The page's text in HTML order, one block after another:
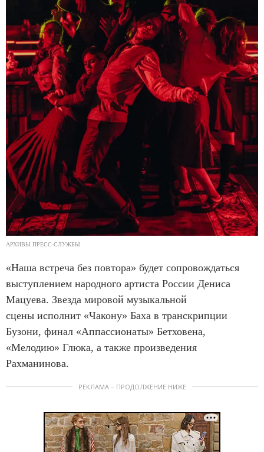
АРХИВЫ ПРЕСС-СЛУЖБЫ
«Наша встреча без повтора» будет сопровождаться
выступлением народного артиста России Дениса
Мацуева. Звезда мировой музыкальной
сцены исполнит «Чакону» Баха в транскрипции
Бузони, финал «Аппассионаты» Бетховена,
«Мелодию» Глюка, а также произведения
Рахманинова.
РЕКЛАМА – ПРОДОЛЖЕНИЕ НИЖЕ